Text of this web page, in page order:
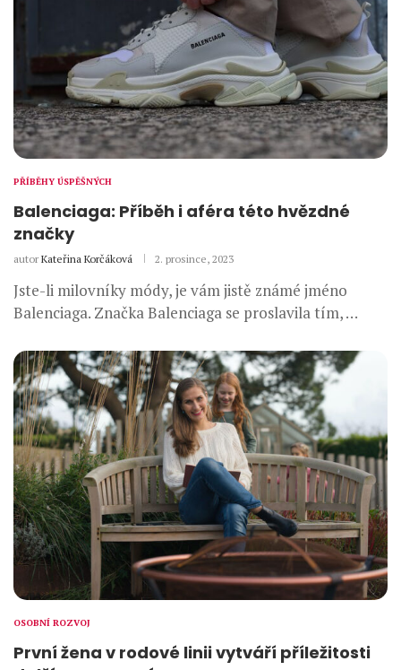
PŘÍBĚHY ÚSPĚŠNÝCH
Balenciaga: Příběh i aféra této hvězdné
značky
autor Kateřina Korčáková 2. prosince, 2023
Jste-li milovníky módy, je vám jistě známé jméno
Balenciaga. Značka Balenciaga se proslavila tím, …
OSOBNÍ ROZVOJ
První žena v rodové linii vytváří příležitosti